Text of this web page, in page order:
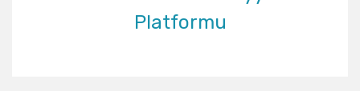
Platformu